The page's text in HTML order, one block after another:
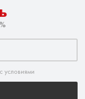
условиями